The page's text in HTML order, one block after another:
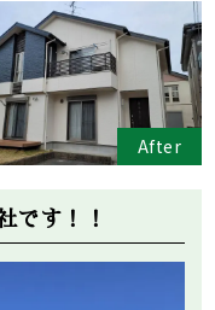
After
です！！